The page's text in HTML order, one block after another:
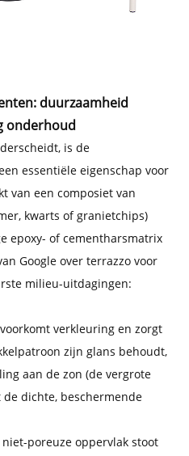
duurzaamheid
onderhoud
is de
essentiële eigenschap voor
van een composiet van
kwarts of granietchips)
epoxy- of cementharsmatrix
Google over terrazzo voor
milieu-uitdagingen:
verkleuring en zorgt
zijn glans behoudt,
aan de zon (de vergrote
dichte, beschermende
poreuze oppervlak stoot